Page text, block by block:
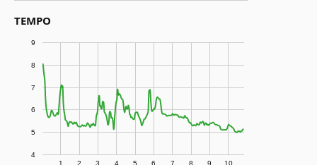
TEMPO
1 2 3 4 5 6 7 8 9 10
4
5
6
7
8
9